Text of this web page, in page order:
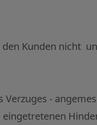
Kunden nicht
-